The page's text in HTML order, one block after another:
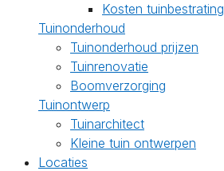
Kosten tuinbestrating
Tuinonderhoud
Tuinonderhoud prijzen
Tuinrenovatie
Boomverzorging
Tuinontwerp
Tuinarchitect
Kleine tuin ontwerpen
Locaties